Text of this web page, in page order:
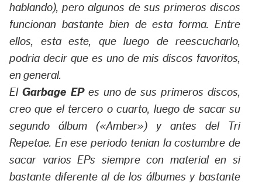
hablando), pero algunos de sus primeros discos
funcionan bastante bien de esta forma. Entre
ellos, esta este, que luego de reescucharlo,
podria decir que es uno de mis discos favoritos,
en general.
El Garbage EPes uno de sus primeros discos,
creo que el tercero o cuarto, luego de sacar su
segundo álbum («Amber») y antes del Tri
Repetae. En ese periodo tenian la costumbre de
sacar varios EPs siempre con material en si
bastante diferente al de los álbumes y bastante